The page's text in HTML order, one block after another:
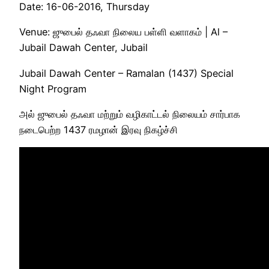
Date: 16-06-2016, Thursday
Venue: ஜுபைல் தஃவா நிலைய பள்ளி வளாகம் | Al –
Jubail Dawah Center, Jubail
Jubail Dawah Center – Ramalan (1437) Special
Night Program
அல் ஜுபைல் தஃவா மற்றும் வழிகாட்டல் நிலையம் சார்பாக
நடைபெற்ற 1437 ரமழான் இரவு நிகழ்ச்சி